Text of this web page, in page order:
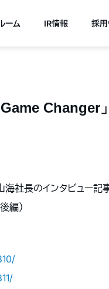
ーム IR情報 採
Changer
海社長のインタビュー記
編）